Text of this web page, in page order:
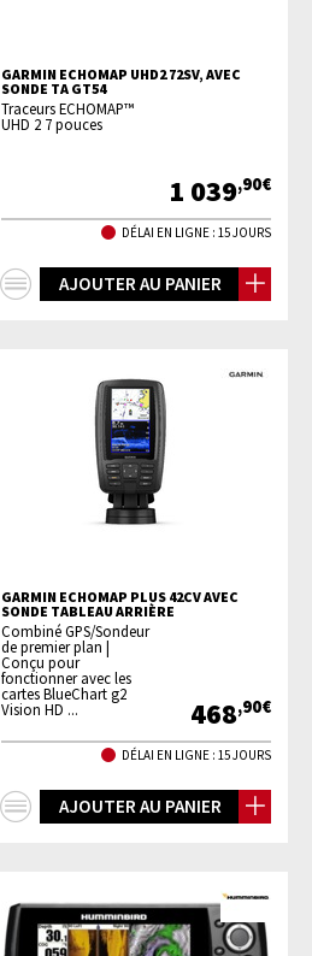
GARMIN ECHOMAP UHD2 72SV, AVEC
SONDE TA GT54
Traceurs ECHOMAP™
UHD 2 7 pouces
1 039,90€
DÉLAI EN LIGNE : 15 JOURS
AJOUTER AU PANIER
GARMIN ECHOMAP PLUS 42CV AVEC
SONDE TABLEAU ARRIÈRE
Combiné GPS/Sondeur
de premier plan |
Conçu pour
fonctionner avec les
cartes BlueChart g2
Vision HD ...
468,90€
DÉLAI EN LIGNE : 15 JOURS
AJOUTER AU PANIER